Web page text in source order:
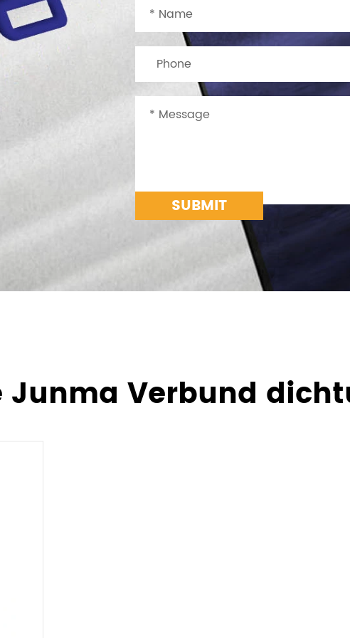
SUBMIT
Junma Verbund